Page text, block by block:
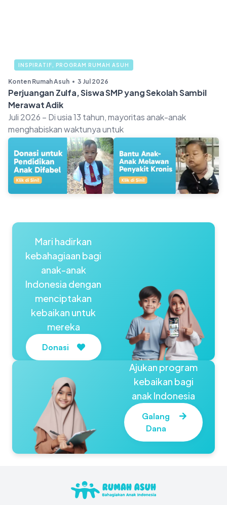
INSPIRATIF PROGRAM RUMAH ASUH
Konten Rumah Asuh 3 Jul 2026
Perjuangan Zulfa, Siswa SMP yang Sekolah Sambil
Merawat Adik
Juli 2026 – Di usia 13 tahun, mayoritas anak-anak
menghabiskan waktunya untuk
Mari hadirkan
kebahagiaan bagi
anak-anak
Indonesia dengan
menciptakan
kebaikan untuk
mereka
Donasi
Ajukan program
kebaikan bagi
anak Indonesia
Galang
Dana